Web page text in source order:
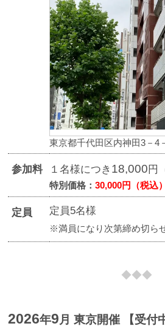
東京都千代田区内神田3－
参加料 １名様につき 18,000 円
特別価格：30,000円（税込
定員 定員5名様
※満員になり次第締め切ら
2026年9月 東京開催 【受付